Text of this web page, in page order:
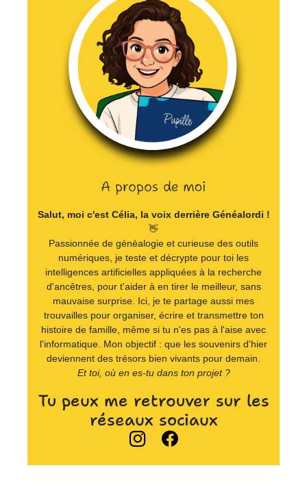
A propos de moi
Salut, moi c'est Célia, la voix derrière Généalordi !
👋
Passionnée de généalogie et curieuse des outils
numériques, je teste et décrypte pour toi les
intelligences artificielles appliquées à la recherche
d'ancêtres, pour t'aider à en tirer le meilleur, sans
mauvaise surprise. Ici, je te partage aussi mes
trouvailles pour organiser, écrire et transmettre ton
histoire de famille, même si tu n'es pas à l'aise avec
l'informatique. Mon objectif : que les souvenirs d'hier
deviennent des trésors bien vivants pour demain.
Et toi, où en es-tu dans ton projet ?
Tu peux me retrouver sur les
réseaux sociaux